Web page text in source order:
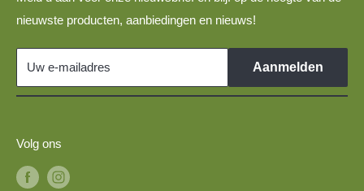
Links
nieuwste producten, aanbiedingen en nieuws!
Uw e-mailadres Aanmelden
Militaire voertuigen 1:87 voor H0-spoor modeltreinen
Volg ons